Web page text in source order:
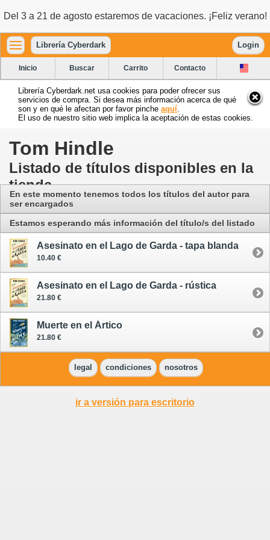
Del 3 a 21 de agosto estaremos de vacaciones. ¡Feliz verano!
Librería Cyberdark Login
Inicio Buscar Carrito Contacto
Librería Cyberdark.net usa cookies para poder ofrecer sus
servicios de compra. Si desea más información acerca de qué
son y en qué le afectan por favor pinche aquí
El uso de nuestro sitio web implica la aceptación de estas cookies.
Tom Hindle
Listado de títulos disponibles en la
tienda
En este momento tenemos todos los títulos del autor para
ser encargados
Estamos esperando más información del título/s del listado
Asesinato en el Lago de Garda - tapa blanda
10.40 €
Asesinato en el Lago de Garda - rústica
21.80 €
Muerte en el Ártico
21.80 €
legal condiciones nosotros
ir a versión para escritorio